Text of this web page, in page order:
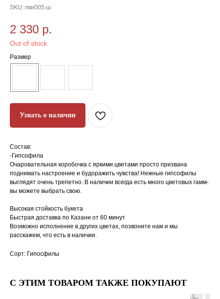
SKU: гми005.ш
2 330 р.
Out of stock
Размер
Узнать о наличии
Состав:
-Гипсофила
Очаровательная коробочка с яркими цветами просто призвана
поднимать настроение и будоражить чувства! Нежные гипсофилы
выглядят очень трепетно. В наличии всегда есть много цветовых гамм-
вы можете выбрать свою.
Высокая стойкость букета
Быстрая доставка по Казани от 60 минут
Возможно исполнение в других цветах, позвоните нам и мы
расскажем, что есть в наличии.
Сорт: Гипосфилы
С ЭТИМ ТОВАРОМ ТАКЖЕ ПОКУПАЮТ